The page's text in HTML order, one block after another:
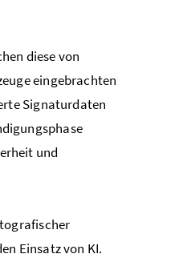
diese von
eingebrachten
Signaturdaten
und
Einsatz von KI.